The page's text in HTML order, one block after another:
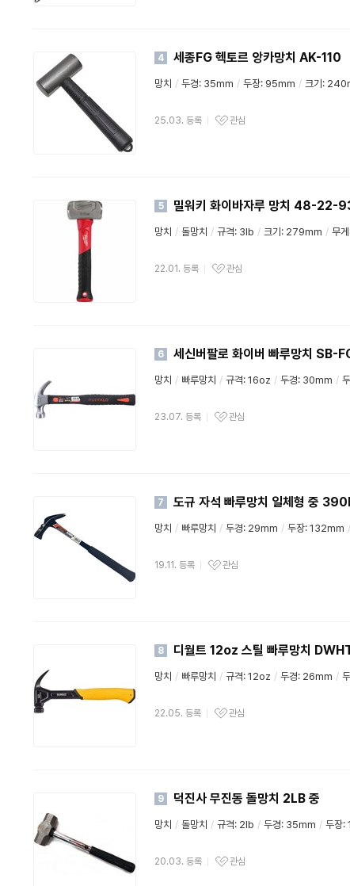
4 세종FG 헥토르 앙카망치 AK-110
망치 / 두경: 35mm / 두장: 95mm / 크기:
25.03. 등록 관심
5 밀워키 화이바자루 망치 48-22-
망치 / 돌망치 / 규격: 3lb / 크기: 279mm / 무
22.01. 등록 관심
6 세신버팔로 화이버 빠루망치 SB-
망치 / 빠루망치 / 규격: 16oz / 두경: 30mm /
23.07. 등록 관심
7 도규 자석 빠루망치 일체형 중
망치 / 빠루망치 / 두경: 29mm / 두장: 132mm /
19.11. 등록 관심
8 디월트 12oz 스틸 빠루망치
망치 / 빠루망치 / 규격: 12oz / 두경: 26mm /
22.05. 등록 관심
9 덕진사 무진동 돌망치 2LB 중
망치 / 돌망치 / 규격: 2lb / 두경: 35mm / 두장:
20.03. 등록 관심